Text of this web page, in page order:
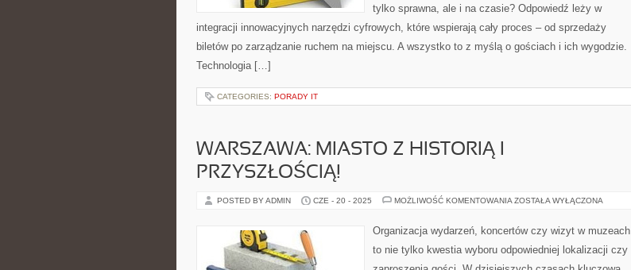
tylko sprawna, ale i na czasie? Odpowiedź leży w
integracji innowacyjnych narzędzi cyfrowych, które wspierają cały proces – od sprzedaży
biletów po zarządzanie ruchem na miejscu. A wszystko to z myślą o gościach i ich wygodzie.
Technologia […]
CATEGORIES: PORADY IT
WARSZAWA: MIASTO Z HISTORIĄ I
PRZYSZŁOŚCIĄ!
POSTED BY ADMIN CZE - 20 - 2025 MOŻLIWOŚĆ KOMENTOWANIA WARSZAWA:
HISTORIĄ
I
ZOSTAŁA WYŁĄCZONA
Organizacja wydarzeń, koncertów czy wizyt w muzeach
to nie tylko kwestia wyboru odpowiedniej lokalizacji czy